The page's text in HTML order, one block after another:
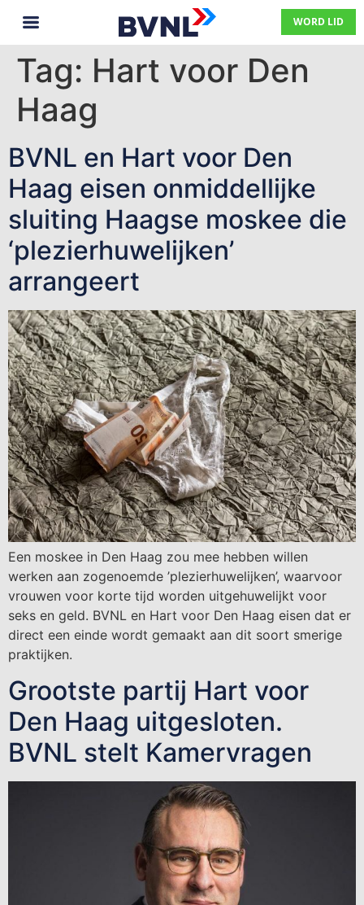
WORD LID
Tag: Hart voor Den
Haag
BVNL en Hart voor Den
Haag eisen onmiddellijke
sluiting Haagse moskee die
‘plezierhuwelijken’
arrangeert
Een moskee in Den Haag zou mee hebben willen
werken aan zogenoemde ’plezierhuwelijken’, waarvoor
vrouwen voor korte tijd worden uitgehuwelijkt voor
seks en geld. BVNL en Hart voor Den Haag eisen dat er
direct een einde wordt gemaakt aan dit soort smerige
praktijken.
Grootste partij Hart voor
Den Haag uitgesloten.
BVNL stelt Kamervragen